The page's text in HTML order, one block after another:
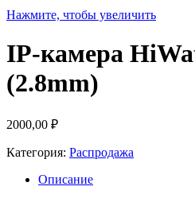
Нажмите, чтобы увеличить
IP-камера
(2.8mm)
2000,00 ₽
Категория: Распродажа
Описание